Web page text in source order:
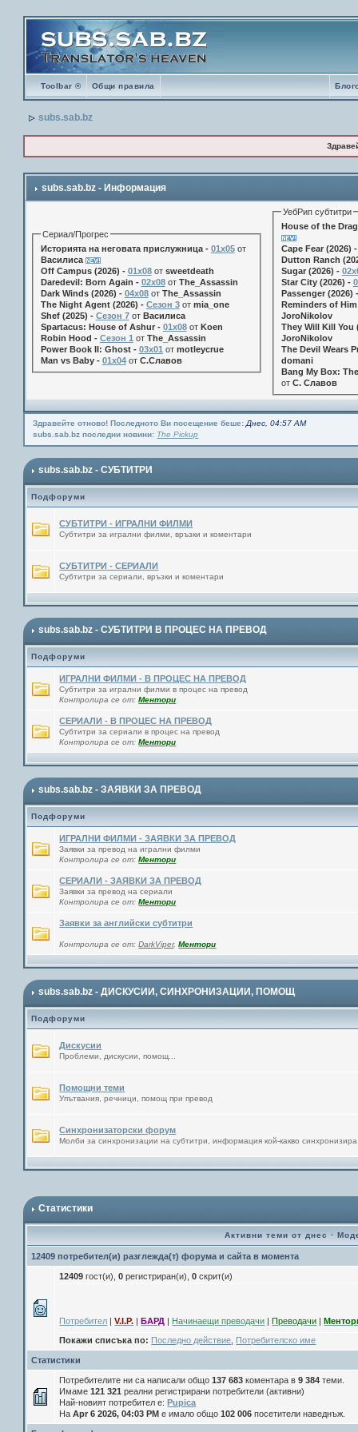
Toolbar ® Общи правила
subs.sab.bz
subs.sab.bz - Информация
Сериал/Прогрес
Историята на неговата прислужница - 01х05от
Василиса
Off Campus (2026) - 01x08от sweetdeath
Daredevil: Born Again - 02x08от The_Assassin
Dark Winds (2026) - 04x08от The_Assassin
The Night Agent (2026) - Сезон 3от mia_one
Shef (2025) - Сезон 7от Василиса
Spartacus: House of Ashur - 01x08от Koen
Robin Hood - Сезон 1 от The_Assassin
Power Book II: Ghost - 03x01 от motleycrue
Man vs Baby - 01x04от С.Славов
УебРип субтитри
House of the
Cape Fear (2026)
Dutton Ranch
Sugar (2026) -
Star City (2026) -
Passenger (2026)
Reminders of
JoroNikolov
They Will Kill You
JoroNikolov
The Devil Wears
domani
Bang My Box:
от С. Славов
Здравейте отново! Последното Ви посещение беше:Днес, 04:57 AM
subs.sab.bz последни новини: The Pickup
subs.sab.bz - СУБТИТРИ
Подфоруми
СУБТИТРИ - ИГРАЛНИ ФИЛМИ
Субтитри за игрални филми, връзки и коментари
СУБТИТРИ - СЕРИАЛИ
Субтитри за сериали, връзки и коментари
subs.sab.bz - СУБТИТРИ В ПРОЦЕС НА ПРЕВОД
Подфоруми
ИГРАЛНИ ФИЛМИ - В ПРОЦЕС НА ПРЕВОД
Субтитри за игрални филми в процес на превод
Контролира се от:Ментори
СЕРИАЛИ - В ПРОЦЕС НА ПРЕВОД
Субтитри за сериали в процес на превод
Контролира се от:Ментори
subs.sab.bz - ЗАЯВКИ ЗА ПРЕВОД
Подфоруми
ИГРАЛНИ ФИЛМИ - ЗАЯВКИ ЗА ПРЕВОД
Заявки за превод на игрални филми
Контролира се от:Ментори
СЕРИАЛИ - ЗАЯВКИ ЗА ПРЕВОД
Заявки за превод на сериали
Контролира се от:Ментори
Заявки за английски субтитри
Контролира се от:DarkViper,Ментори
subs.sab.bz - ДИСКУСИИ, СИНХРОНИЗАЦИИ, ПОМОЩ
Подфоруми
Дискусии
Проблеми, дискусии, помощ...
Помощни теми
Упътвания, речници, помощ при превод
Синхронизаторски форум
Молби за синхронизации на субтитри, информация кой-какво синхронизира
Статистики
Активни теми от днес ·
12409 потребител(и) разглежда(т) форума и сайта в момента
12409 гост(и),0 регистриран(и),0 скрит(и)
Потребител |V.I.P. |БАРД | Начинаещи преводачи |Преводачи |
Покажи списъка по: Последно действие Потребителско име
Статистики
Потребителите ни са написали общо137 683 коментара в9 384 теми.
Имаме121 321 реални регистрирани потребители (активни)
Най-новият потребител е:Pupica
НаApr 6 2026, 04:03 PM е имало общо102 006 посетители наведнъж.